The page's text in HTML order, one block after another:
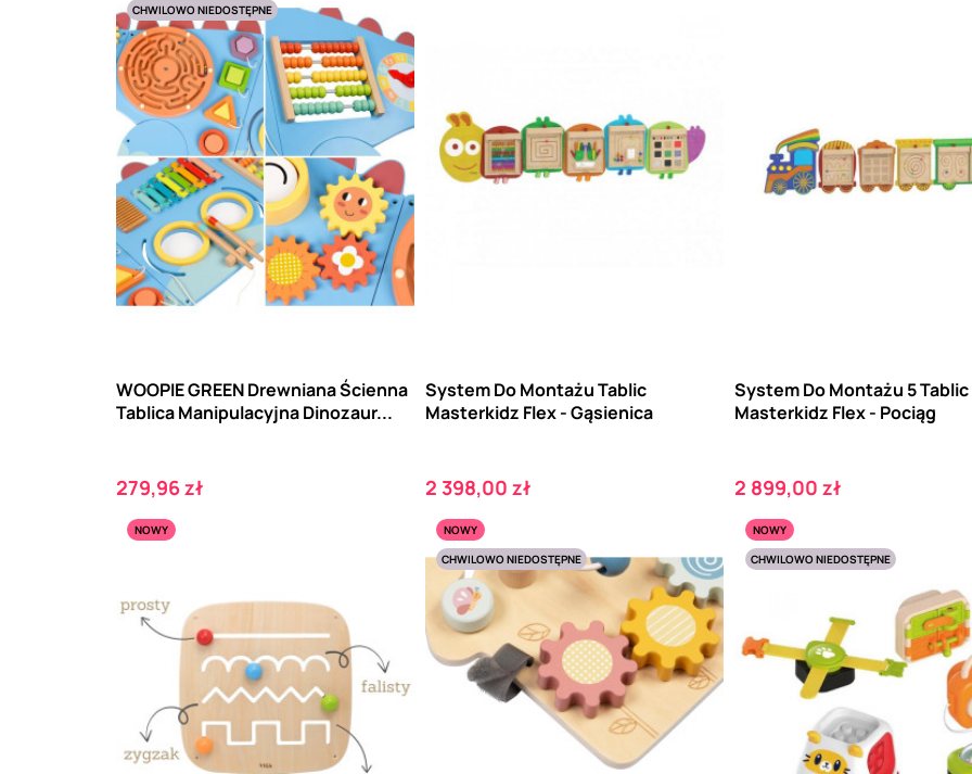
CHWILOWO NIEDOSTĘPNE
WOOPIE GREEN Drewniana Ścienna
Tablica Manipulacyjna Dinozaur...
Cena
279,96 zł
System Do Montażu Tablic
Masterkidz Flex - Gąsienica
Cena
2 398,00 zł
System Do Montażu 5 Tablic
Masterkidz Flex - Pociąg
Cena
2 899,00 zł
NOWY
NOWY
CHWILOWO NIEDOSTĘPNE
NOWY
CHWILOWO NIEDOSTĘPNE